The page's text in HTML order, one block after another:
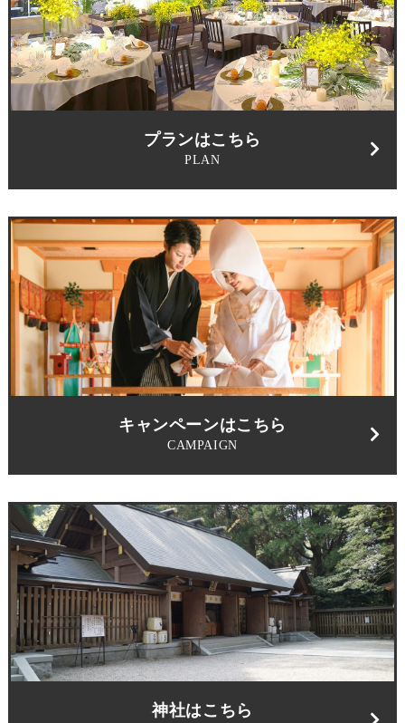
プランはこちら
PLAN
キャンペーンはこちら
CAMPAIGN
神社はこちら